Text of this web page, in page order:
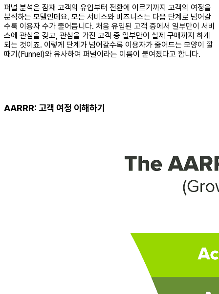
퍼널 분석은 잠재 고객의 유입부터 전환에 이르기까지 고객의 여정을
분석하는 모델인데요. 모든 서비스와 비즈니스는 다음 단계로 넘어갈
수록 이용자 수가 줄어듭니다. 처음 유입된 고객 중에서 일부만이 서비
스에 관심을 갖고, 관심을 가진 고객 중 일부만이 실제 구매까지 하게
되는 것이죠. 이렇게 단계가 넘어갈수록 이용자가 줄어드는 모양이 깔
때기(Funnel)와 유사하여 퍼널이라는 이름이 붙여졌다고 합니다.
AARRR: 고객 여정 이해하기